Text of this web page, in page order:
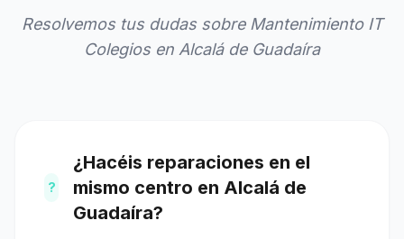
Resolvemos tus dudas sobre Mantenimiento IT
Colegios en Alcalá de Guadaíra
?
¿Hacéis reparaciones en el
mismo centro en Alcalá de
Guadaíra?